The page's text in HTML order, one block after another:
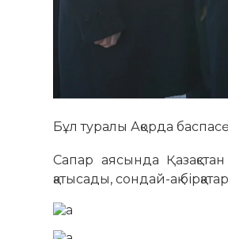
Бұл туралы Ақорда
Сапар аясында
қатысады, сондай-ақ